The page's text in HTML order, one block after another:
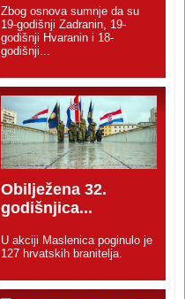
Zbog osnova sumnje da su
19-godišnji Zadranin, 19-
godišnji Hvaranin i 18-
godišnji...
Obilježena 32.
godišnjica...
U akciji Maslenica poginulo je
127 hrvatskih branitelja.